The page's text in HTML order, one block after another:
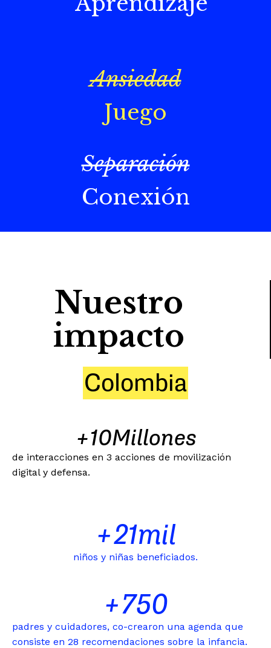
Ansiedad
Juego
Separación
Conexión
Nuestro
impacto
Colombia
de interacciones en 3 acciones de movilización
digital y defensa.
+10Millones
niños y niñas beneficiados.
+21mil
padres y cuidadores, co-crearon una agenda que
consiste en 28 recomendaciones sobre la infancia.
+750